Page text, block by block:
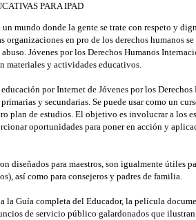
PARA IPAD
mundo donde la gente se trate con respeto y
organizaciones en pro de los derechos humanos
Jóvenes por los Derechos Humanos
materiales y actividades educativos.
por Internet de Jóvenes por los Derechos
y secundarias. Se puede usar como un
plan de estudios. El objetivo es involucrar a los
oportunidades para poner en acción y
diseñados para maestros, son igualmente útiles
así como para consejeros y padres de familia.
la Guía completa del Educador, la película
de servicio público galardonados que